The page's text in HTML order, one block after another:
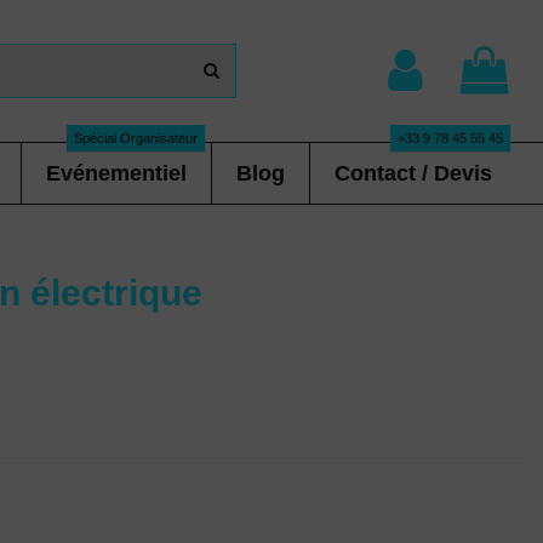
Evénementiel
Spécial Organisateur
Blog Contact / Devis
+33 9 78 45 55 45
électrique